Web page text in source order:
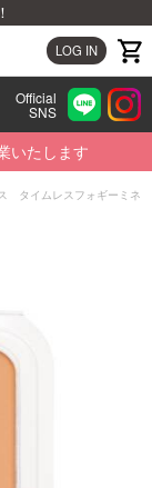
LOG IN
Official
SNS
いたします
タイムレスフォギーミネ